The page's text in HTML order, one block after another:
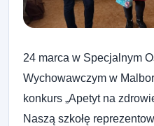
24 marca w Specjalnym
Wychowawczym w
konkurs „Apetyt na
Naszą szkołę